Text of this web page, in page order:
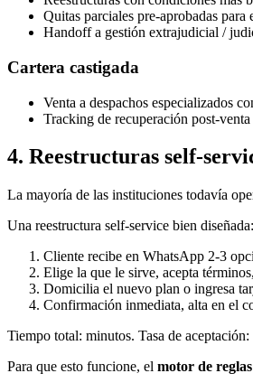
Quitas parciales pre-aprobadas para
Handoff a gestión extrajudicial /
Cartera castigada
Venta a despachos especializados
Tracking de recuperación post-
4. Reestructuras self-
La mayoría de las instituciones todavía
Una reestructura self-service bien diseñada:
Cliente recibe en WhatsApp 2-3
Elige la que le sirve, acepta
Domicilia el nuevo plan o ingresa
Confirmación inmediata, alta en el
Tiempo total: minutos. Tasa de
Para que esto funcione, el motor de